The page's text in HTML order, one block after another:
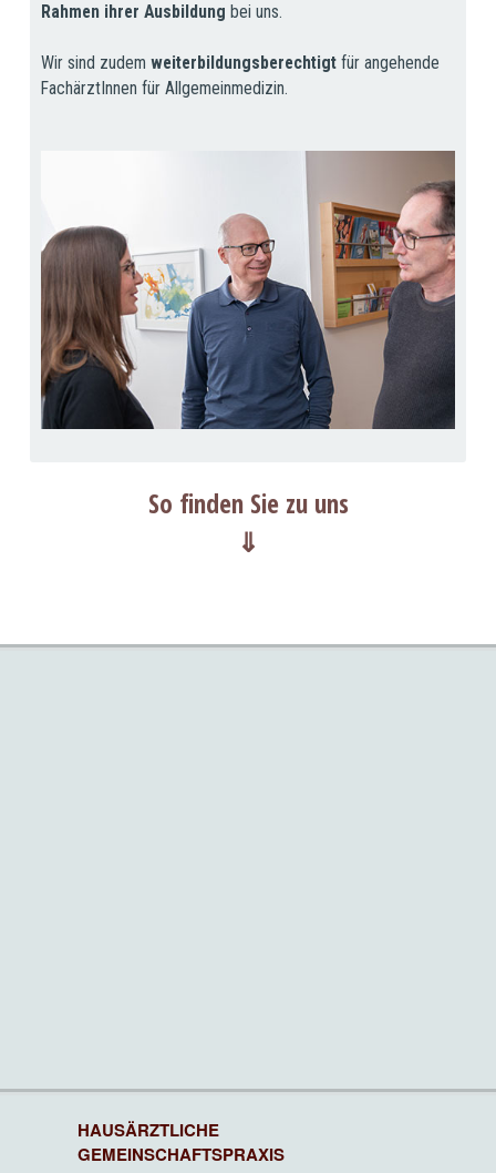
Rahmen ihrer Ausbildung bei uns.
Wir sind zudem weiterbildungsberechtigtfür angehende
FachärztInnen für Allgemeinmedizin.
So finden Sie zu uns
⇓
HAUSÄRZTLICHE
GEMEINSCHAFTSPRAXIS